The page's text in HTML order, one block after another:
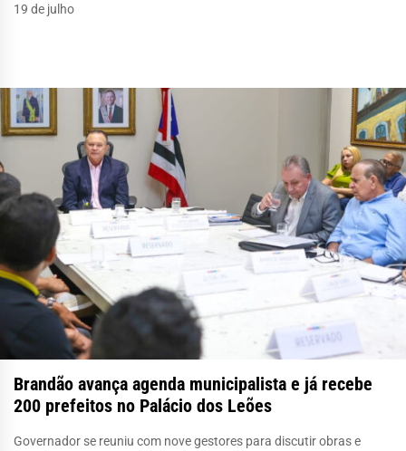
19 de julho
Brandão avança agenda municipalista e já recebe
200 prefeitos no Palácio dos Leões
Governador se reuniu com nove gestores para discutir obras e